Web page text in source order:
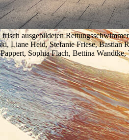
frisch ausgebildeten
Liane Heid, Stefanie Friese, Bastian
Sophia Flach, Bettina